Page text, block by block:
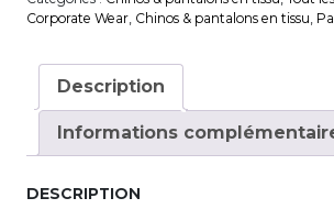
Corporate Wear, Chinos & pantalons en tissu,
Description
Informations
DESCRIPTION